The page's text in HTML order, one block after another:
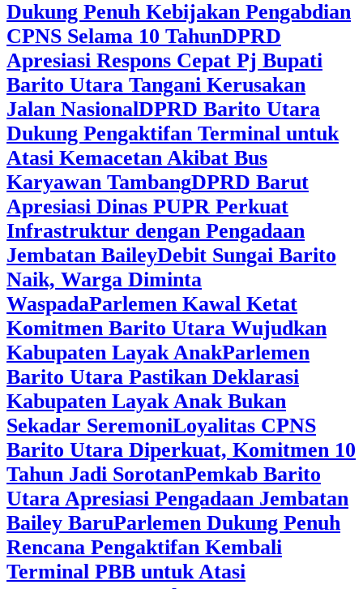
Dukung Penuh Kebijakan Pengabdian
CPNS Selama 10 TahunDPRD
Apresiasi Respons Cepat Pj Bupati
Barito Utara Tangani Kerusakan
Jalan NasionalDPRD Barito Utara
Dukung Pengaktifan Terminal untuk
Atasi Kemacetan Akibat Bus
Karyawan TambangDPRD Barut
Apresiasi Dinas PUPR Perkuat
Infrastruktur dengan Pengadaan
Jembatan BaileyDebit Sungai Barito
Naik, Warga Diminta
WaspadaParlemen Kawal Ketat
Komitmen Barito Utara Wujudkan
Kabupaten Layak AnakParlemen
Barito Utara Pastikan Deklarasi
Kabupaten Layak Anak Bukan
Sekadar SeremoniLoyalitas CPNS
Barito Utara Diperkuat, Komitmen 10
Tahun Jadi SorotanPemkab Barito
Utara Apresiasi Pengadaan Jembatan
Bailey BaruParlemen Dukung Penuh
Rencana Pengaktifan Kembali
Terminal PBB untuk Atasi